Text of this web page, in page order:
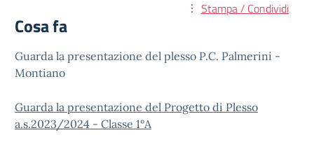
Stampa / Condividi
Cosa fa
Guarda la presentazione del plesso P.C. Palmerini -
Montiano
Guarda la presentazione del Progetto di Plesso
a.s.2023/2024 - Classe 1°A